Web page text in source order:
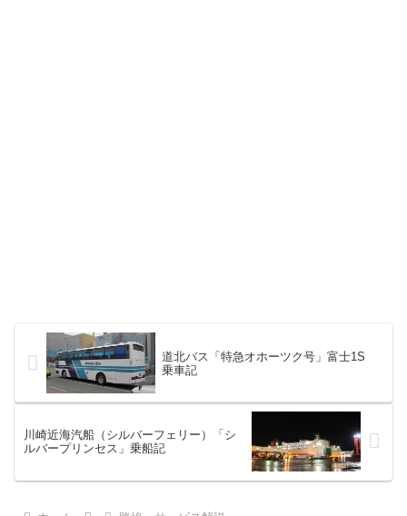
道北バス「特急オホーツク号」富士1S
乗車記
川崎近海汽船（シルバーフェリー）「シ
ルバープリンセス」乗船記